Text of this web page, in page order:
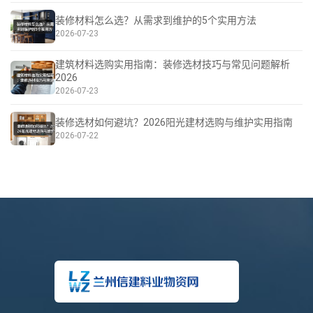
装修材料怎么选？从需求到维护的5个实用方法
2026-07-23
建筑材料选购实用指南：装修选材技巧与常见问题解析
2026
2026-07-23
装修选材如何避坑？2026阳光建材选购与维护实用指南
2026-07-22